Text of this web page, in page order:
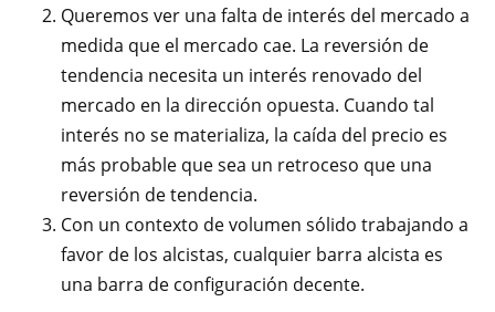
Queremos ver una falta de interés del mercado a
medida que el mercado cae. La reversión de
tendencia necesita un interés renovado del
mercado en la dirección opuesta. Cuando tal
interés no se materializa, la caída del precio es
más probable que sea un retroceso que una
reversión de tendencia.
Con un contexto de volumen sólido trabajando a
favor de los alcistas, cualquier barra alcista es
una barra de configuración decente.